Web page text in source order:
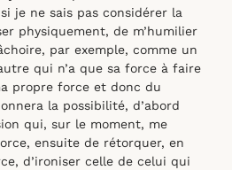
je ne sais pas considérer la
physiquement, de m’humilier
par exemple, comme un
qui n’a que sa force à faire
propre force et donc du
la possibilité, d’abord
qui, sur le moment, me
ensuite de rétorquer, en
d’ironiser celle de celui qui